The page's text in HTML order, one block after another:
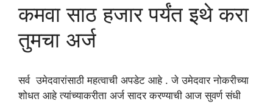
कमवा साठ हजार पर्यंत इथे करा
तुमचा अर्ज
सर्व उमेदवारांसाठी महत्वाची अपडेट आहे . जे उमेदवार नोकरीच्या
शोधत आहे त्यांच्याकरीता अर्ज सादर करण्याची आज सुवर्ण संधी